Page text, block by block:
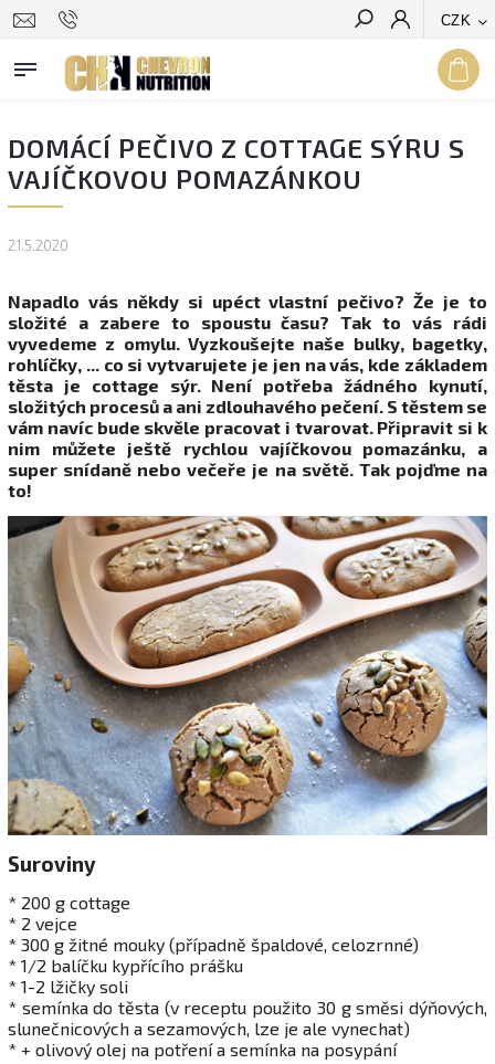
CZK
Hledat
DOMÁCÍ PEČIVO Z COTTAGE SÝRU S
VAJÍČKOVOU POMAZÁNKOU
21.5.2020
Napadlo vás někdy si upéct vlastní pečivo? Že je to
složité a zabere to spoustu času? Tak to vás rádi
vyvedeme z omylu. Vyzkoušejte naše bulky, bagetky,
rohlíčky, ... co si vytvarujete je jen na vás, kde základem
těsta je cottage sýr. Není potřeba žádného kynutí,
složitých procesů a ani zdlouhavého pečení. S těstem se
vám navíc bude skvěle pracovat i tvarovat. Připravit si k
nim můžete ještě rychlou vajíčkovou pomazánku, a
super snídaně nebo večeře je na světě. Tak pojďme na
to!
Suroviny
* 200 g cottage
* 2 vejce
* 300 g žitné mouky (případně špaldové, celozrnné)
* 1/2 balíčku kypřícího prášku
* 1-2 lžičky soli
* semínka do těsta (v receptu použito 30 g směsi dýňových,
slunečnicových a sezamových, lze je ale vynechat)
* + olivový olej na potření a semínka na posypání